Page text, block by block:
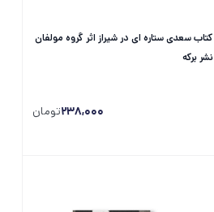
کتاب سعدی ستاره ای در شیراز اثر گروه مولفان
نشر برکه
238,000تومان